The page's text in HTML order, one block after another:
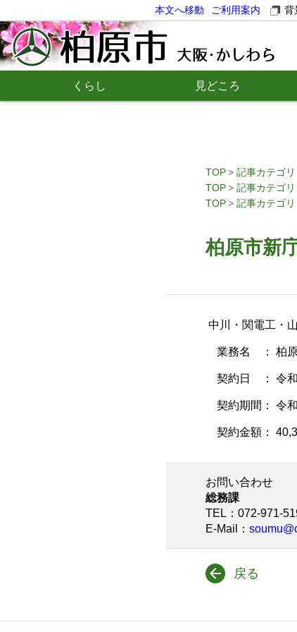
本文へ移動 ご利用案内 背
くらし 見どころ
TOP 記事カテゴリ
TOP
記事カテゴリ
TOP
記事カテゴリ
柏原市新
中川・関電工・
業務名 ： 柏原
契約日 ： 令和
契約期間： 令
契約金額：
お問い合わせ
総務課
TEL ：072-971-
E-Mail
：
戻る